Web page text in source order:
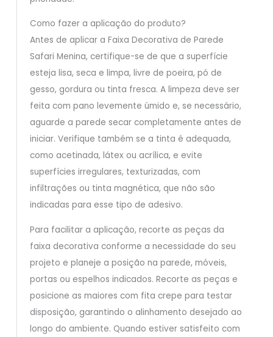
Como fazer a aplicação do produto?
Antes de aplicar a Faixa Decorativa de Parede
Safari Menina, certifique-se de que a superfície
esteja lisa, seca e limpa, livre de poeira, pó de
gesso, gordura ou tinta fresca. A limpeza deve ser
feita com pano levemente úmido e, se necessário,
aguarde a parede secar completamente antes de
iniciar. Verifique também se a tinta é adequada,
como acetinada, látex ou acrílica, e evite
superfícies irregulares, texturizadas, com
infiltrações ou tinta magnética, que não são
indicadas para esse tipo de adesivo.
Para facilitar a aplicação, recorte as peças da
faixa decorativa conforme a necessidade do seu
projeto e planeje a posição na parede, móveis,
portas ou espelhos indicados. Recorte as peças e
posicione as maiores com fita crepe para testar
disposição, garantindo o alinhamento desejado ao
longo do ambiente. Quando estiver satisfeito com